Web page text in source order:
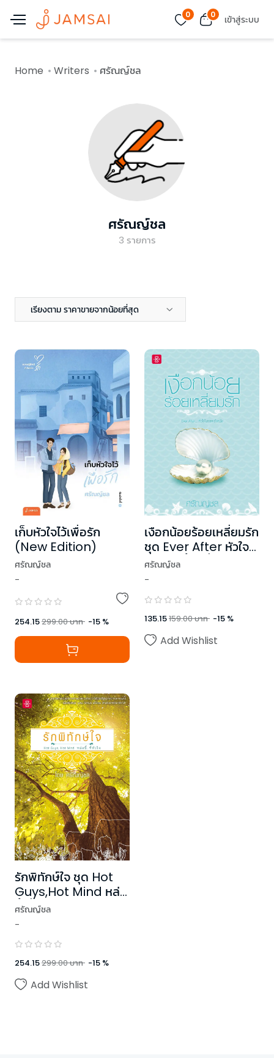
0 0 เข้าสู่ระบบ
Home Writers ศรัณญ์ชล
ศรัณญ์ชล
3 รายการ
เรียงตาม ราคาขายจากน้อยที่สุด
เก็บหัวใจไว้เพื่อรัก
(New Edition)
ศรัณญ์ชล
-
254.15299.00บาท -15 %
เงือกน้อยร้อยเหลี่ยมรัก
ชุด Ever After หัวใจ
ในกาลครั้งหนึ่ง
ศรัณญ์ชล
-
135.15159.00บาท -15 %
Add Wishlist
รักพิทักษ์ใจ ชุด Hot
Guys,Hot Mind หล่อ
นี้ ที่หัวใจ
ศรัณญ์ชล
-
254.15299.00บาท -15 %
Add Wishlist